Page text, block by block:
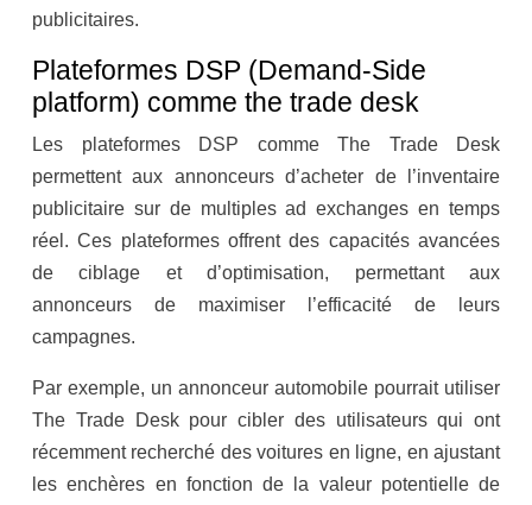
publicitaires.
Plateformes DSP (Demand-Side
platform) comme the trade desk
Les plateformes DSP comme The Trade Desk
permettent aux annonceurs d’acheter de l’inventaire
publicitaire sur de multiples ad exchanges en temps
réel. Ces plateformes offrent des capacités avancées
de ciblage et d’optimisation, permettant aux
annonceurs de maximiser l’efficacité de leurs
campagnes.
Par exemple, un annonceur automobile pourrait utiliser
The Trade Desk pour cibler des utilisateurs qui ont
récemment recherché des voitures en ligne, en ajustant
les enchères en fonction de la valeur potentielle de